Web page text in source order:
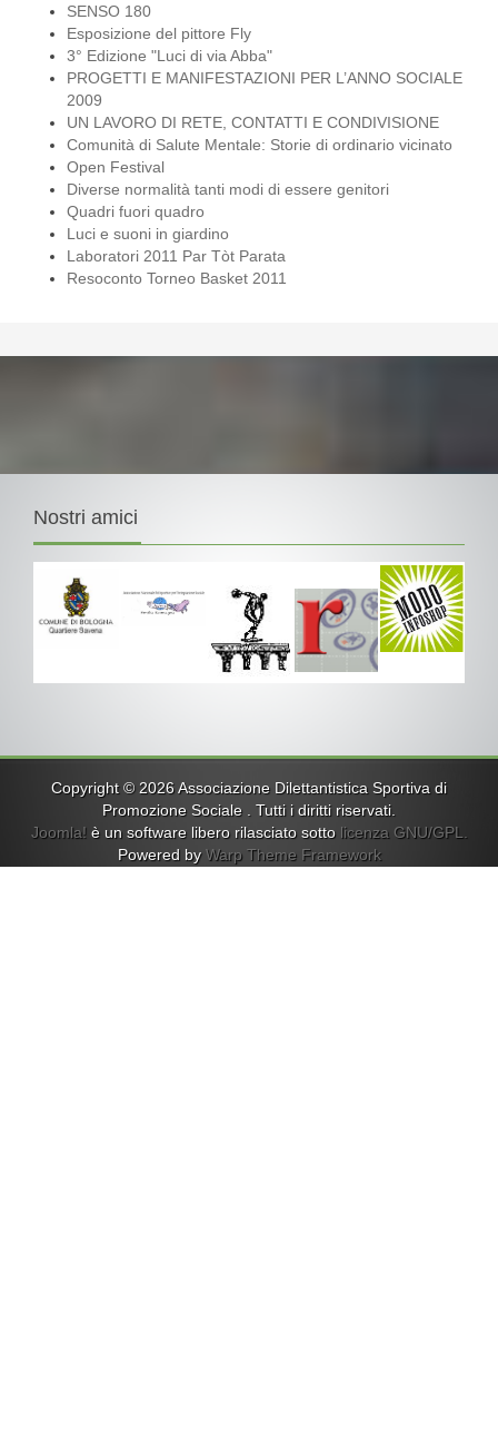
SENSO 180
Esposizione del pittore Fly
3° Edizione "Luci di via Abba"
PROGETTI E MANIFESTAZIONI PER L’ANNO SOCIALE
2009
UN LAVORO DI RETE, CONTATTI E CONDIVISIONE
Comunità di Salute Mentale: Storie di ordinario vicinato
Open Festival
Diverse normalità tanti modi di essere genitori
Quadri fuori quadro
Luci e suoni in giardino
Laboratori 2011 Par Tòt Parata
Resoconto Torneo Basket 2011
Nostri amici
Copyright © 2026 Associazione Dilettantistica Sportiva di
Promozione Sociale . Tutti i diritti riservati.
Joomla!è un software libero rilasciato sotto licenza GNU/GPL.
Powered byWarp Theme Framework